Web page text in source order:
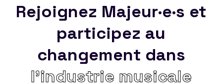
Rejoignez Majeur·e·s et
participez au
changement dans
l’industrie musicale